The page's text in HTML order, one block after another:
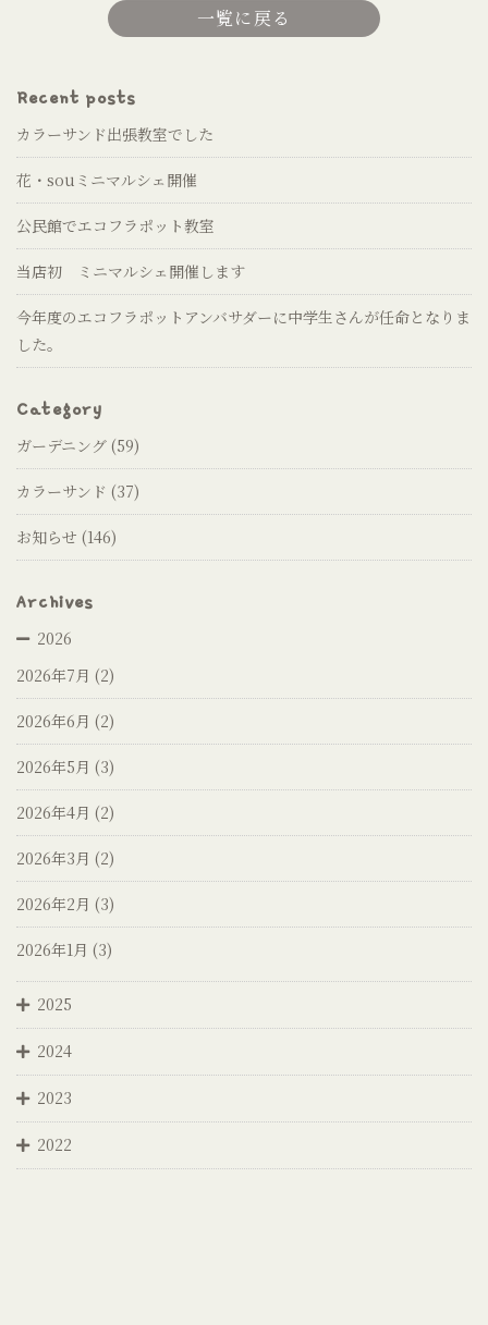
一覧に戻る
Recent posts
カラーサンド出張教室でした
花・souミニマルシェ開催
公民館でエコフラポット教室
当店初 ミニマルシェ開催します
今年度のエコフラポットアンバサダーに中学生さんが任命となりま
した。
Category
ガーデニング (59)
カラーサンド (37)
お知らせ (146)
Archives
2026
2026年7月 (2)
2026年6月 (2)
2026年5月 (3)
2026年4月 (2)
2026年3月 (2)
2026年2月 (3)
2026年1月 (3)
2025
2024
2023
2022